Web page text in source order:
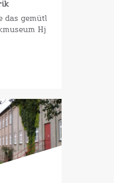
das gemütl
Hj